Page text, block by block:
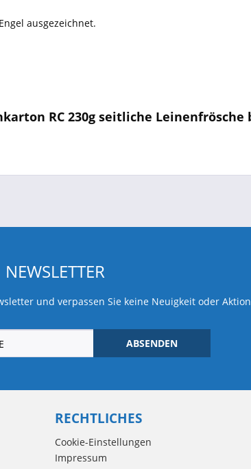
ausgezeichnet.
RC 230g seitliche Leinenfrösche
NEWSLETTER
und verpassen Sie keine Neuigkeit oder
ABSENDEN
RECHTLICHES
Cookie-Einstellungen
Impressum